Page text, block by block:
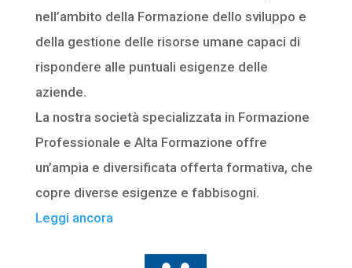
nell’ambito della Formazione dello sviluppo e
della gestione delle risorse umane capaci di
rispondere alle puntuali esigenze delle
aziende.
La nostra società specializzata in Formazione
Professionale e Alta Formazione offre
un’ampia e diversificata offerta formativa, che
copre diverse esigenze e fabbisogni.
Leggi ancora